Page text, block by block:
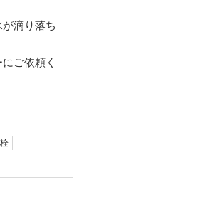
滴り落ち
ご依頼く